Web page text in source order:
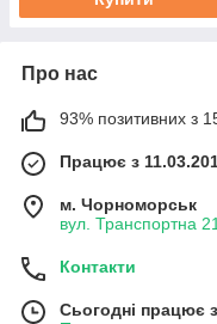
Про нас
93% позитивних з 15
Працює з
м. Чорноморськ
вул. Транспортна
Контакти
Сьогодні працює